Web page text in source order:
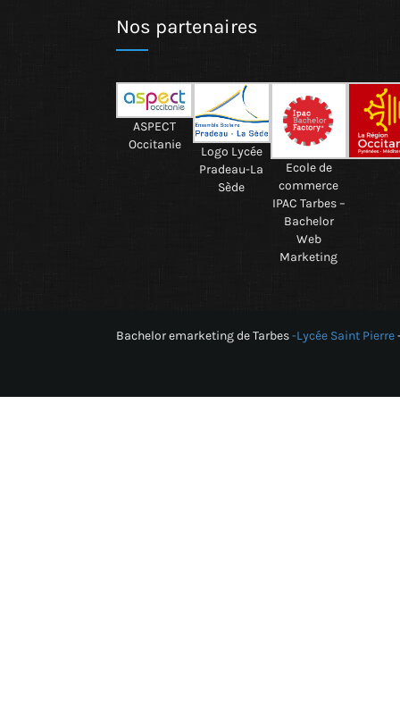
Nos partenaires
ASPECT
Occitanie
Logo Lycée
Pradeau-La
Sède
Ecole de
commerce
IPAC Tarbes –
Bachelor
Web
Marketing
Bachelor emarketing de Tarbes-Lycée Saint Pierre